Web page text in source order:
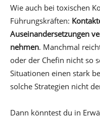
Wie auch bei toxischen
Führungskräften:
Auseinandersetzungen
nehmen. Manchmal
oder der Chefin nicht so
Situationen einen stark
solche Strategien nicht
Dann könntest du in